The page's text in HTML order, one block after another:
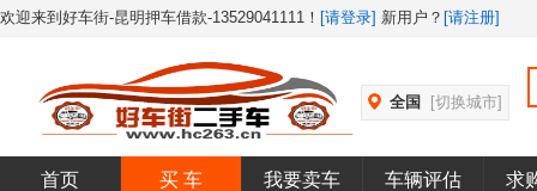
欢迎来到好车街-昆明押车借款-13529041111！ [请登录] 新用户？ [请注册]
全国 [切换城市]
首页 买 车 我要卖车 车辆评估 求